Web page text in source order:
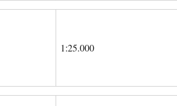
1:25.000